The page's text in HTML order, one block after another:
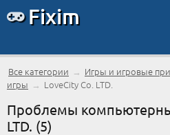
Fixim
Все категории → Игры и игровые
игры → LoveCity Co. LTD.
Проблемы
LTD. (5)